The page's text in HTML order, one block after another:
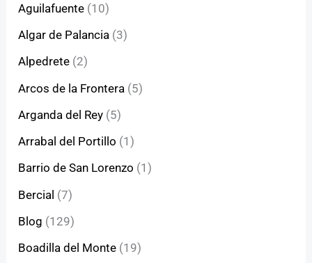
Aguilafuente (10)
Algar de Palancia (3)
Alpedrete (2)
Arcos de la Frontera (5)
Arganda del Rey (5)
Arrabal del Portillo (1)
Barrio de San Lorenzo (1)
Bercial (7)
Blog (129)
Boadilla del Monte (19)